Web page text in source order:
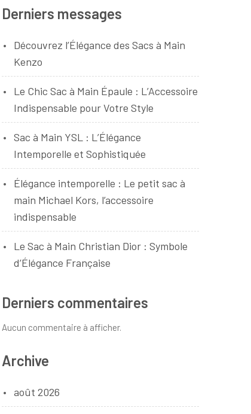
Derniers messages
Découvrez l’Élégance des Sacs à Main
Kenzo
Le Chic Sac à Main Épaule : L’Accessoire
Indispensable pour Votre Style
Sac à Main YSL : L’Élégance
Intemporelle et Sophistiquée
Élégance intemporelle : Le petit sac à
main Michael Kors, l’accessoire
indispensable
Le Sac à Main Christian Dior : Symbole
d’Élégance Française
Derniers commentaires
Aucun commentaire à afficher.
Archive
août 2026